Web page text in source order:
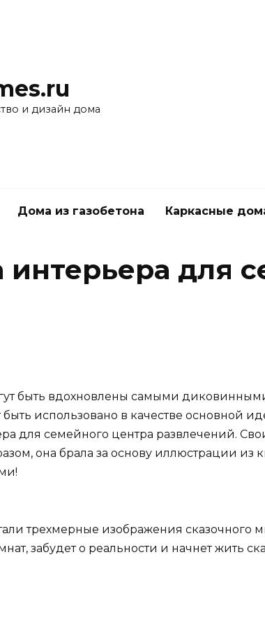
и дизайн дома
Дома из газобетона Каркасные
для
быть вдохновлены самыми
быть использовано в качестве основной
для семейного центра развлечений.
она брала за основу иллюстрации из
трехмерные изображения
забудет о реальности и начнет жить